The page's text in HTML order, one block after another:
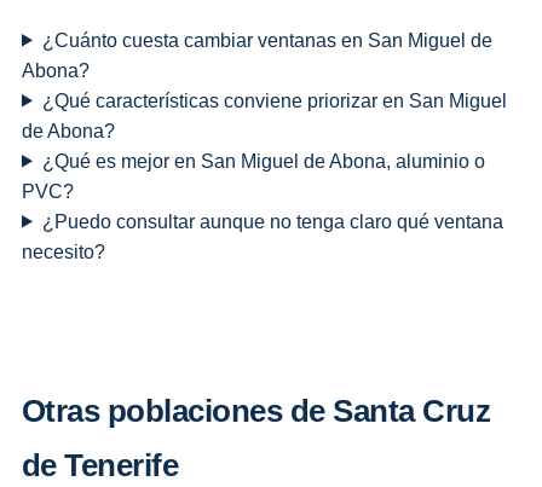
¿Cuánto cuesta cambiar ventanas en San Miguel de
Abona?
¿Qué características conviene priorizar en San Miguel
de Abona?
¿Qué es mejor en San Miguel de Abona, aluminio o
PVC?
¿Puedo consultar aunque no tenga claro qué ventana
necesito?
Otras poblaciones de Santa Cruz
de Tenerife